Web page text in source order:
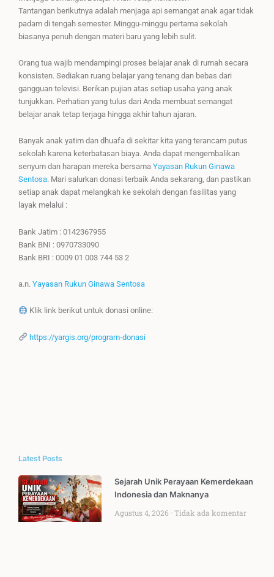
Tantangan berikutnya adalah menjaga api semangat anak agar tidak
padam di tengah semester. Minggu-minggu pertama sekolah
biasanya penuh dengan materi baru yang lebih sulit.
Orang tua wajib mendampingi proses belajar anak di rumah secara
konsisten. Sediakan ruang belajar yang tenang dan bebas dari
gangguan televisi. Berikan pujian atas setiap usaha yang anak
tunjukkan. Perhatian yang tulus dari Anda membuat semangat
belajar anak tetap terjaga hingga akhir tahun ajaran.
Banyak anak yatim dan dhuafa di sekitar kita yang terancam putus
sekolah karena keterbatasan biaya. Anda dapat mengembalikan
senyum dan harapan mereka bersama Yayasan Rukun Ginawa
Sentosa. Mari salurkan donasi terbaik Anda sekarang, dan pastikan
setiap anak dapat melangkah ke sekolah dengan fasilitas yang
layak melalui :
Bank Jatim : 0142367955
Bank BNI : 0970733090
Bank BRI : 0009 01 003 744 53 2
a.n. Yayasan Rukun Ginawa Sentosa
Klik link berikut untuk donasi online:
https://yargis.org/program-donasi
Latest Posts
Sejarah Unik Perayaan Kemerdekaan
Indonesia dan Maknanya
Agustus 4, 2026
Tidak ada komentar